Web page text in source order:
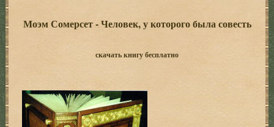
Моэм Сомерсет - Человек, у которого была совесть
скачать книгу бесплатно